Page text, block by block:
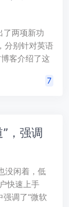
两项新功
分别针对英语
客介绍了这
7
，强调
没闲着，低
快速上手
调了“微软